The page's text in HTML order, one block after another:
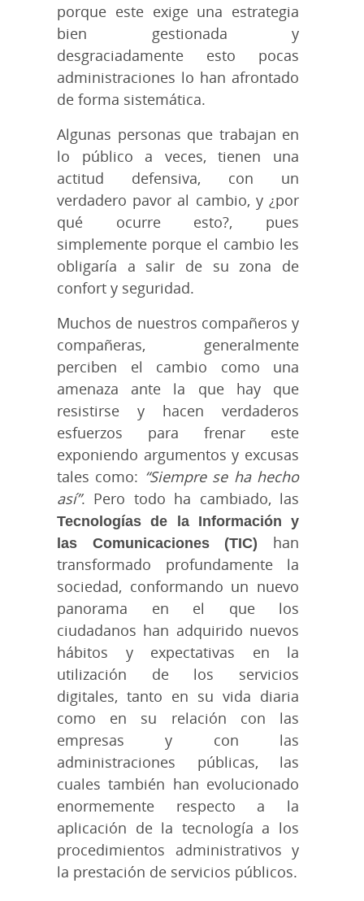
porque este exige una estrategia
bien gestionada y
desgraciadamente esto pocas
administraciones lo han afrontado
de forma sistemática.
Algunas personas que trabajan en
lo público a veces, tienen una
actitud defensiva, con un
verdadero pavor al cambio, y ¿por
qué ocurre esto?, pues
simplemente porque el cambio les
obligaría a salir de su zona de
confort y seguridad.
Muchos de nuestros compañeros y
compañeras, generalmente
perciben el cambio como una
amenaza ante la que hay que
resistirse y hacen verdaderos
esfuerzos para frenar este
exponiendo argumentos y excusas
tales como: “Siempre se ha hecho
así”. Pero todo ha cambiado, las
Tecnologías de la Información y
las Comunicaciones (TIC) han
transformado profundamente la
sociedad, conformando un nuevo
panorama en el que los
ciudadanos han adquirido nuevos
hábitos y expectativas en la
utilización de los servicios
digitales, tanto en su vida diaria
como en su relación con las
empresas y con las
administraciones públicas, las
cuales también han evolucionado
enormemente respecto a la
aplicación de la tecnología a los
procedimientos administrativos y
la prestación de servicios públicos.